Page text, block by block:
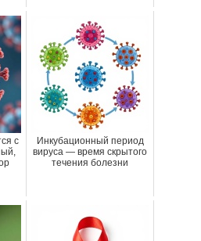
с
Инкубационный период
вируса — время скрытого
течения болезни